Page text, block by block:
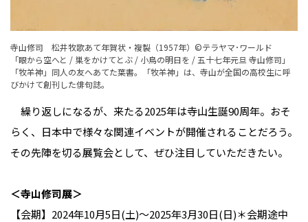
寺山修司 松井牧歌あて年賀状・複製（1957年）©テラヤマ･ワールド
「眼から空へと / 巣をかけてとぶ / 小鳥の明日を / 五十七年元旦 寺山修司」
「牧羊神」同人の友へあてた葉書。「牧羊神」は、寺山が全国の高校生に呼
びかけて創刊した俳句誌。
繰り返しになるが、来たる2025年は寺山生誕90周年。おそ
らく、日本中で様々な関連イベントが開催されることだろう。
その先陣を切る展覧会として、ぜひ注目していただきたい。
＜寺山修司展＞
【会期】2024年10月5日(土)〜2025年3月30日(日)＊会期途中